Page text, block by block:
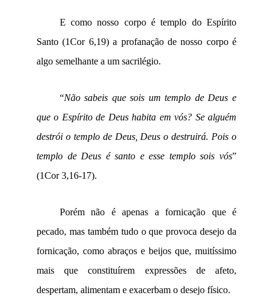
E como nosso corpo é templo do Espírito
Santo (1Cor 6,19) a profanação de nosso corpo é
algo semelhante a um sacrilégio.
“Não sabeis que sois um templo de Deus e
que o Espírito de Deus habita em vós? Se alguém
destrói o templo de Deus, Deus o destruirá. Pois o
templo de Deus é santo e esse templo sois vós”
(1Cor 3,16-17).
Porém não é apenas a fornicação que é
pecado, mas também tudo o que provoca desejo da
fornicação, como abraços e beijos que, muitíssimo
mais que constituírem expressões de afeto,
despertam, alimentam e exacerbam o desejo físico.